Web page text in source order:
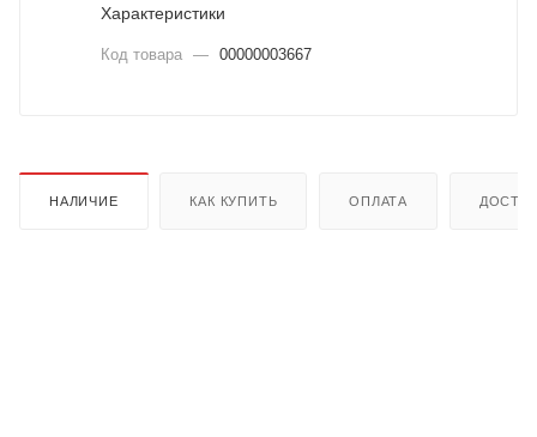
Характеристики
Код товара — 00000003667
НАЛИЧИЕ КАК КУПИТЬ ОПЛАТА